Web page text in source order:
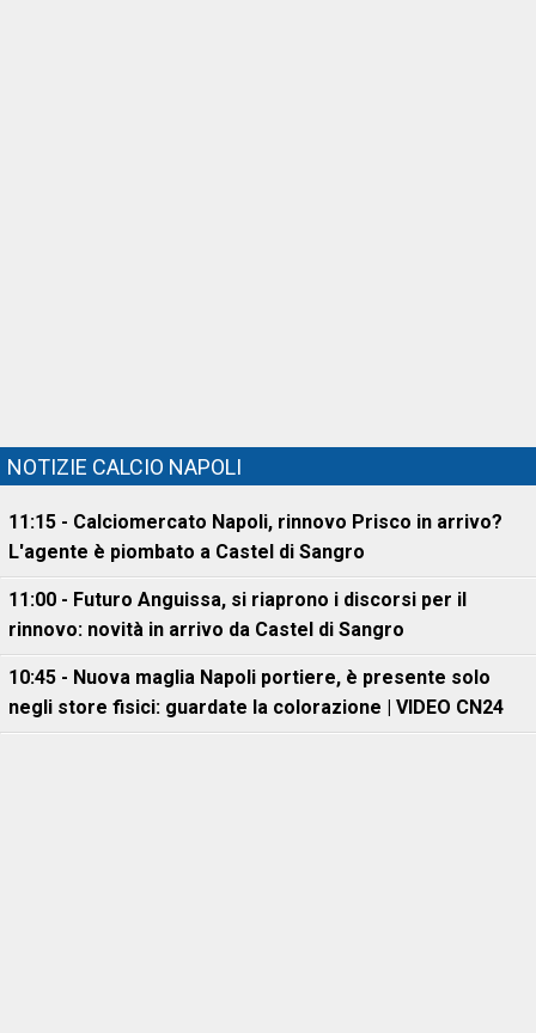
NOTIZIE CALCIO NAPOLI
11:15 - Calciomercato Napoli, rinnovo Prisco in arrivo?
L'agente è piombato a Castel di Sangro
11:00 - Futuro Anguissa, si riaprono i discorsi per il
rinnovo: novità in arrivo da Castel di Sangro
10:45 - Nuova maglia Napoli portiere, è presente solo
negli store fisici: guardate la colorazione | VIDEO CN24